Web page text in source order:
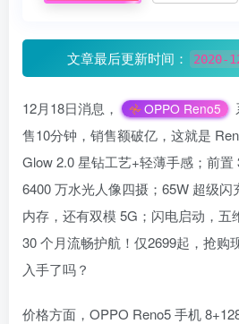
文章最后更新时间： 2020-
12月18日消息， OPPO Reno5
售10分钟，销售额破亿，这就是
Glow 2.0 星钻工艺+轻薄手感；前置
6400 万水光人像四摄；65W 超级闪
内存，还有双模 5G；闪电启动，五
30 个月流畅护航！仅2699起，抢购
入手了吗？
价格方面，OPPO Reno5 手机